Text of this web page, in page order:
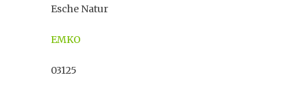
Esche Natur
EMKO
03125